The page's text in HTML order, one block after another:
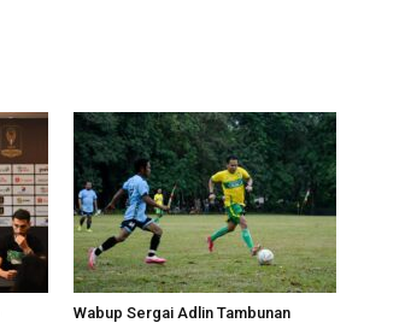
Wabup Sergai Adlin Tambunan